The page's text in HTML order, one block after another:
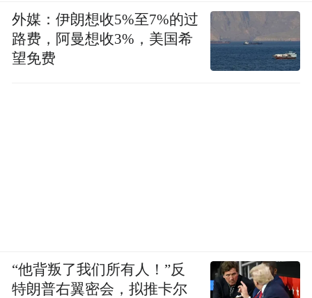
外媒：伊朗想收5%至7%的过
路费，阿曼想收3%，美国希
望免费
“他背叛了我们所有人！”反
特朗普右翼密会，拟推卡尔